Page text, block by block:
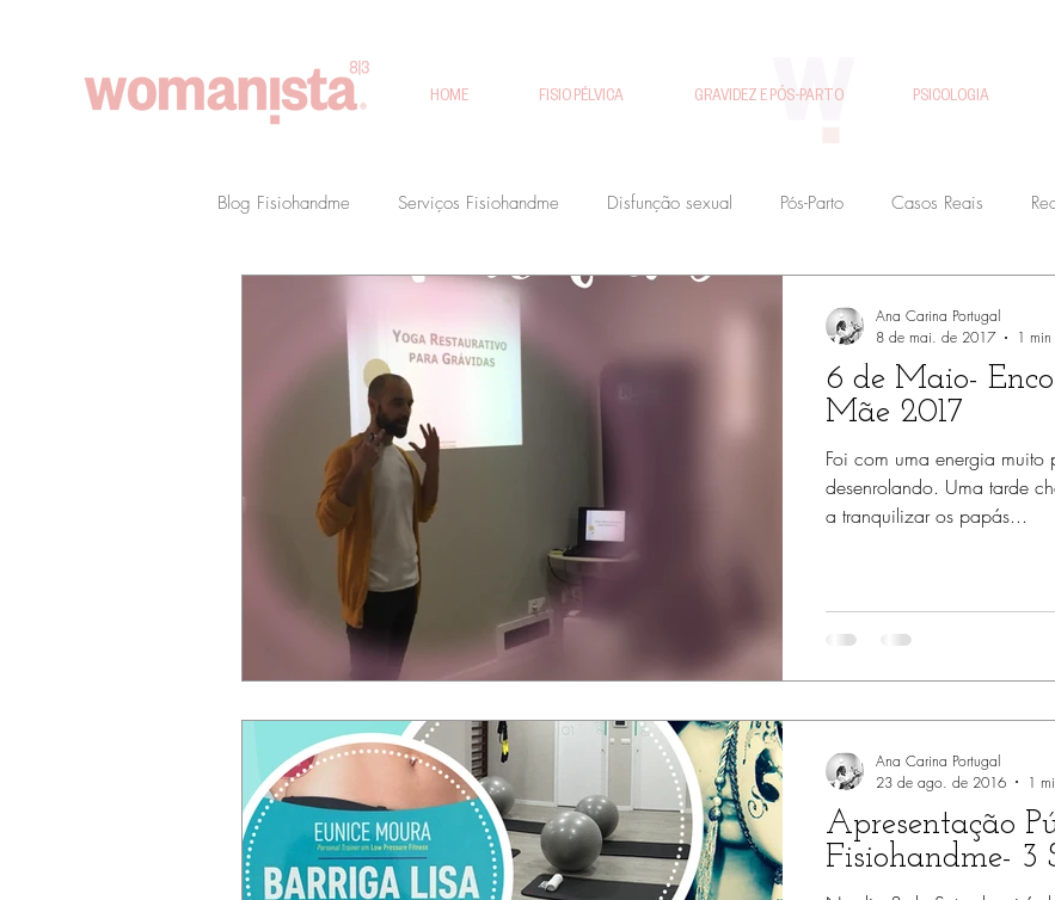
HOME FISIO PÉLVICA GRAVIDEZ E PÓS-PARTO PSICOLOGIA
Blog Fisiohandme Serviços Fisiohandme Disfunção sexual Pós-Parto Casos Reais
Parcerias
Preparação para o Nascimento Fertilidade Recuperação
Diario de uma Fisioterapeuta Reabilitação Pavimento Pélvico
Disfunção sexual Serviços Fisiohandme
Preparação para o Nascimento Serviços Fisiohandme Fisiomommy Gravidez
6 de Maio-
Mãe 2017
Foi com uma energia muito
desenrolando. Uma tarde
a tranquilizar os papás...
Ana Carina Portugal
8 de mai. de 2017
1
Apresentação
Fisiohandme- 3
Ana Carina Portugal
23 de ago. de 2016
1